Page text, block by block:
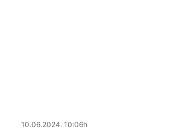
10.06.2024. 10:06h